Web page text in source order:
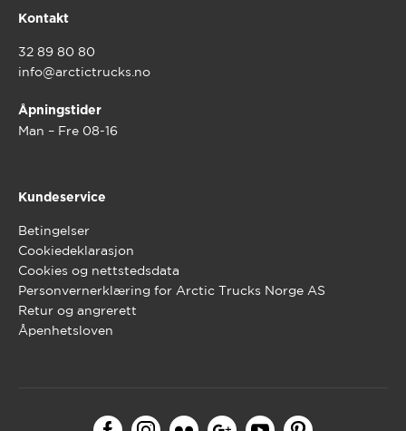
Kontakt
32 89 80 80
info@arctictrucks.no
Åpningstider
Man – Fre 08-16
Kundeservice
Betingelser
Cookiedeklarasjon
Cookies og nettstedsdata
Personvernerklæring for Arctic Trucks Norge AS
Retur og angrerett
Åpenhetsloven